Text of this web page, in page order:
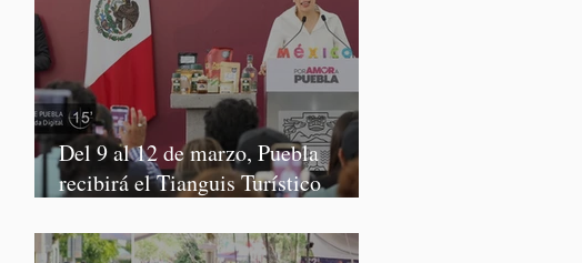
Del 9 al 12 de marzo, Puebla
recibirá el Tianguis Turístico